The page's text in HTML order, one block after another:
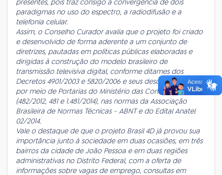
paradigmas no uso do espectro, a radiodifusão e a
telefonia celular.
Assim, o Conselho Curador avalia que o projeto foi criado
e desenvolvido de forma aderente a um conjunto de
diretrizes, pautadas em políticas públicas elaboradas e
dirigidas à construção do modelo brasileiro de
transmissão televisiva digital, conforme ditames dos
Decretos 4901/2003 e 5820/2006 e seus desdobramentos
por meio de Portarias do Ministério das Comunicações
(482/2012, 481 e 1.481/2014), nas normas da Associação
Brasileira de Normas Técnicas - ABNT e do Edital Anatel
02/2014.
Vale o destaque de que o projeto Brasil 4D já provou sua
importância junto à sociedade em duas ocasiões, em três
bairros da cidade de João Pessoa e em duas regiões
administrativas no Distrito Federal, com a oferta de
informações sobre vagas de emprego, consultas em